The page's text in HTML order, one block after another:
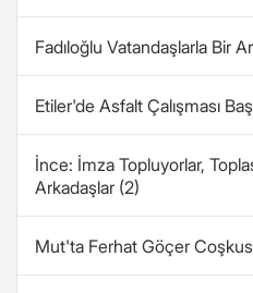
Fadıloğlu Vatandaşlarla Bir
Etiler'de Asfalt Çalışması
İnce: İmza Topluyorlar,
Arkadaşlar (2)
Mut'ta Ferhat Göçer